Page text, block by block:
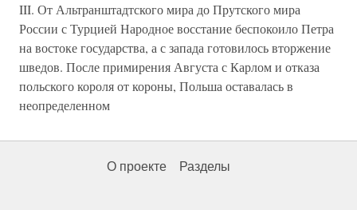
III. От Альтранштадтского мира до Прутского мира
России с Турцией Народное восстание беспокоило Петра
на востоке государства, а с запада готовилось вторжение
шведов. После примирения Августа с Карлом и отказа
польского короля от короны, Польша оставалась в
неопределенном
О проекте Разделы